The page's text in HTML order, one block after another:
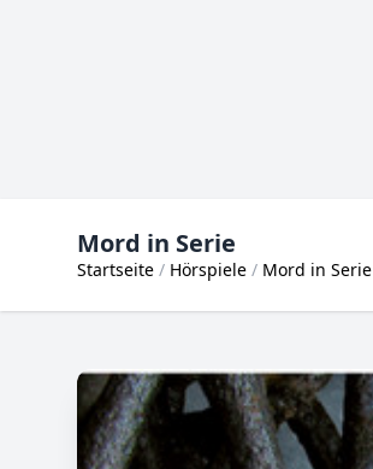
Mord in Serie
Startseite Hörspiele Mord in Serie